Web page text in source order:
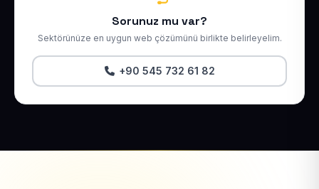
Sorunuz mu var?
Sektörünüze en uygun web çözümünü birlikte belirleyelim.
+90 545 732 61 82